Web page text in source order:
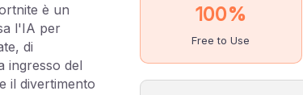
è un
l'IA per
di
ingresso del
il divertimento
100%
Free to Use